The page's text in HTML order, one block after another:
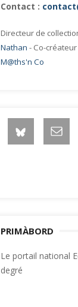
Contact :
Directeur de
Nathan - Co-créateur
M@ths'n Co
PRIMÀBORD
Le portail national
degré